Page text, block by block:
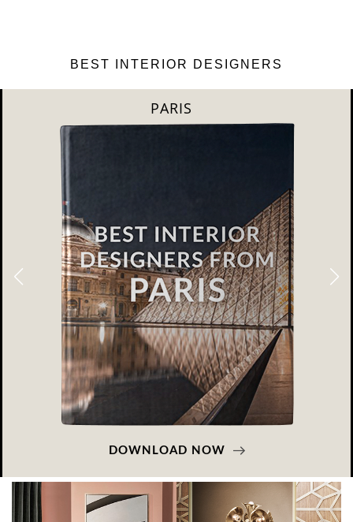
BEST INTERIOR DESIGNERS
PARIS
DOWNLOAD NOW